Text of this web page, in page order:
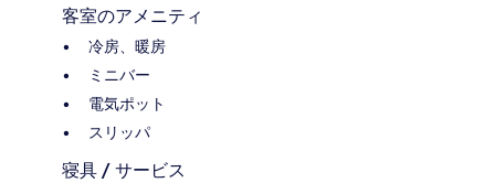
客室のアメニティ
冷房、暖房
ミニバー
電気ポット
スリッパ
寝具 / サービス